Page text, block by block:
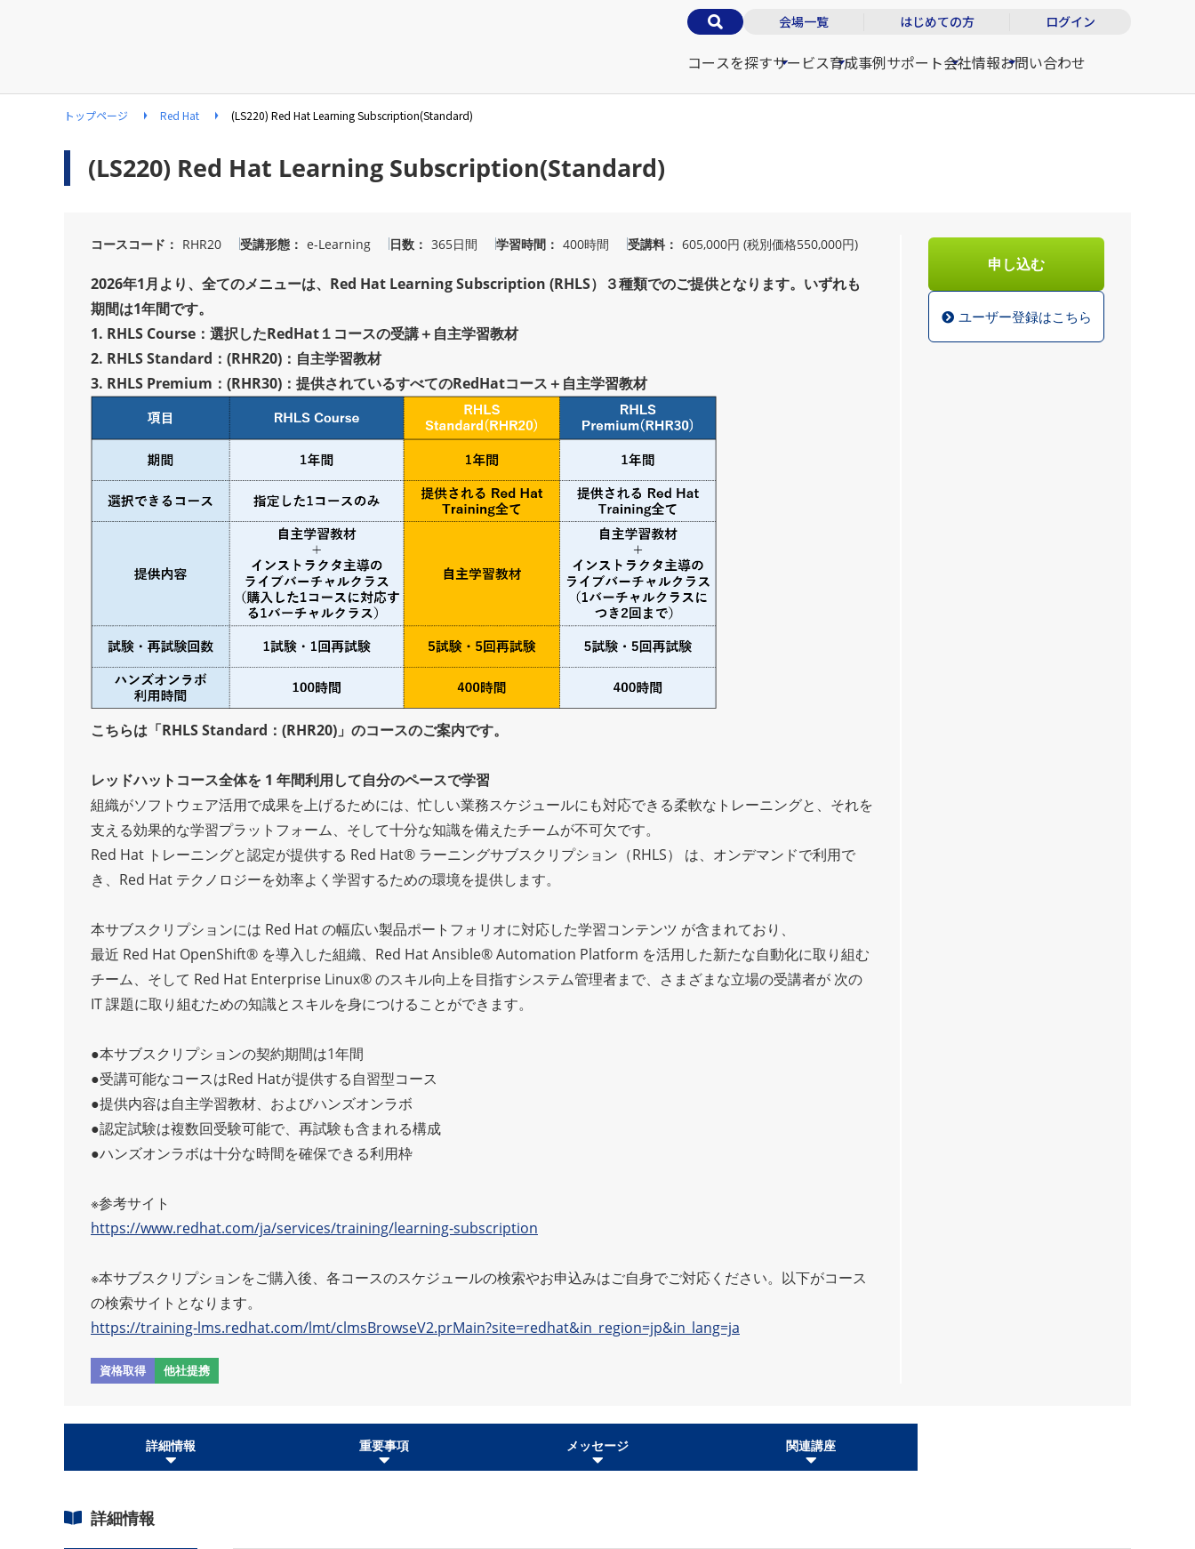
会場一覧 はじめての方 ログイン
コースを探すサービス育成事例サポート会社情報お問い合わせ
トップページ Red Hat (LS220) Red Hat Learning Subscription(Standard)
(LS220) Red Hat Learning Subscription(Standard)
コースコード RHR20 受講形態 e-Learning 日数 365日間 学習時間 400時間 受講料 605,000円 (税別価格550,000円)
2026年1月より、全てのメニューは、Red Hat Learning Subscription (RHLS）３種類でのご提供となります。いずれも
期間は1年間です。
1. RHLS Course：選択したRedHat１コースの受講＋自主学習教材
2. RHLS Standard：(RHR20)：自主学習教材
3. RHLS Premium：(RHR30)：提供されているすべてのRedHatコース＋自主学習教材
こちらは「RHLS Standard：(RHR20)」のコースのご案内です。
レッドハットコース全体を 1 年間利用して自分のペースで学習
組織がソフトウェア活用で成果を上げるためには、忙しい業務スケジュールにも対応できる柔軟なトレーニングと、それを
支える効果的な学習プラットフォーム、そして十分な知識を備えたチームが不可欠です。
Red Hat トレーニングと認定が提供する Red Hat® ラーニングサブスクリプション（RHLS） は、オンデマンドで利用で
き、Red Hat テクノロジーを効率よく学習するための環境を提供します。
本サブスクリプションには Red Hat の幅広い製品ポートフォリオに対応した学習コンテンツ が含まれており、
最近 Red Hat OpenShift® を導入した組織、Red Hat Ansible® Automation Platform を活用した新たな自動化に取り組む
チーム、そして Red Hat Enterprise Linux® のスキル向上を目指すシステム管理者まで、さまざまな立場の受講者が 次の
IT 課題に取り組むための知識とスキルを身につけることができます。
●本サブスクリプションの契約期間は1年間
●受講可能なコースはRed Hatが提供する自習型コース
●提供内容は自主学習教材、およびハンズオンラボ
●認定試験は複数回受験可能で、再試験も含まれる構成
●ハンズオンラボは十分な時間を確保できる利用枠
※参考サイト
https://www.redhat.com/ja/services/training/learning-subscription
※本サブスクリプションをご購入後、各コースのスケジュールの検索やお申込みはご自身でご対応ください。以下がコース
の検索サイトとなります。
https://training-lms.redhat.com/lmt/clmsBrowseV2.prMain?site=redhat&in_region=jp&in_lang=ja
資格取得 他社提携
申し込む
ユーザー登録はこちら
詳細情報 重要事項 メッセージ 関連講座
詳細情報